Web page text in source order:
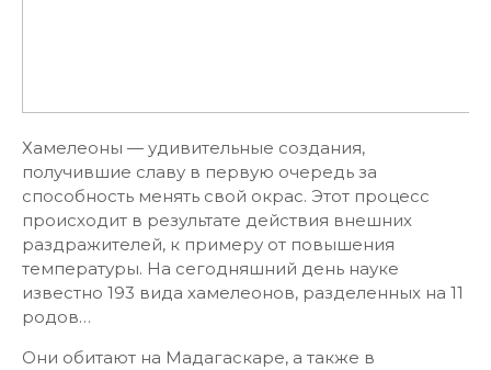
Хамелеоны — удивительные создания,
получившие славу в первую очередь за
способность менять свой окрас. Этот процесс
происходит в результате действия внешних
раздражителей, к примеру от повышения
температуры. На сегодняшний день науке
известно 193 вида хамелеонов, разделенных на 11
родов…
Они обитают на Мадагаскаре, а также в